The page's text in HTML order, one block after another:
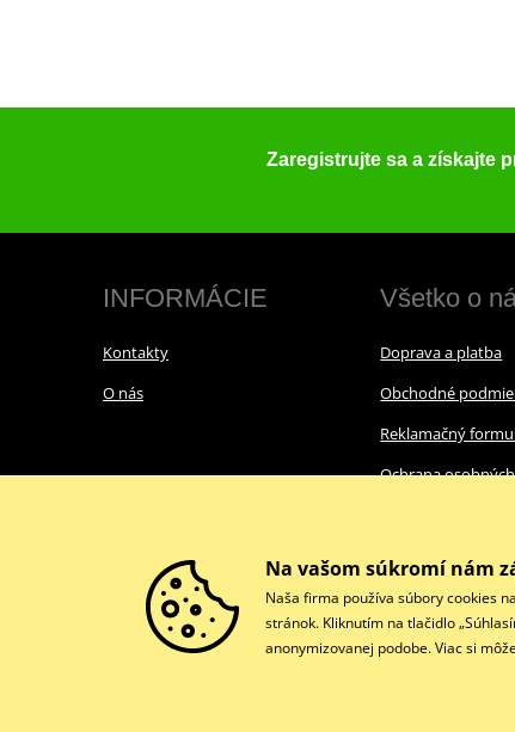
Zaregistrujte sa a získajte
INFORMÁCIE
Kontakty
O nás
Všetko o
Doprava a platba
Obchodné
Reklamačný
Ochrana
Na vašom súkromí nám
Naša firma používa súbory cookies
stránok. Kliknutím na tlačidlo
anonymizovanej podobe. Viac si